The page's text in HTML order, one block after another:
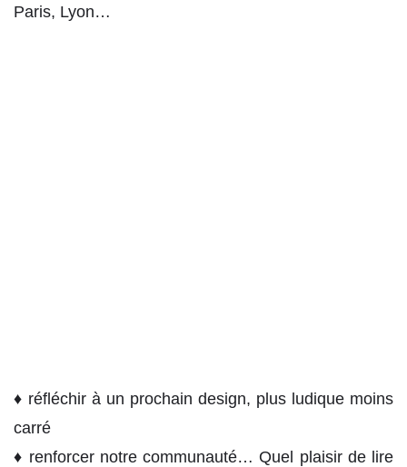
Paris, Lyon…
♦ réfléchir à un prochain design, plus ludique moins
carré
♦ renforcer notre communauté… Quel plaisir de lire